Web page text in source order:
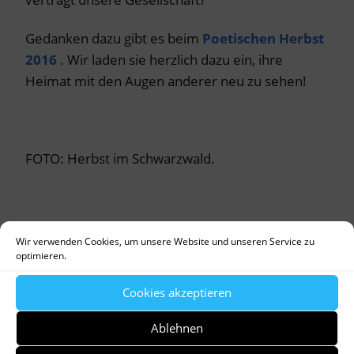
Wir verwenden Cookies, um unsere Website und unseren Service zu
optimieren.
Cookies akzeptieren
Ablehnen
Gedanken dazu gibt es beim Poetischen Herbst
2016 . Wir laden sie herzlich dazu ein, ihre
Heimat mit den Augen anderer neu zu sehen!
FOTO: Herbst im Schwarzwald.